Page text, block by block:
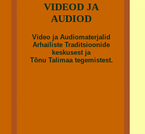
VIDEOD JA
AUDIOD
Video ja Audiomaterjalid
Arhailiste Traditsioonide
keskusest ja
Tõnu Talimaa tegemistest.